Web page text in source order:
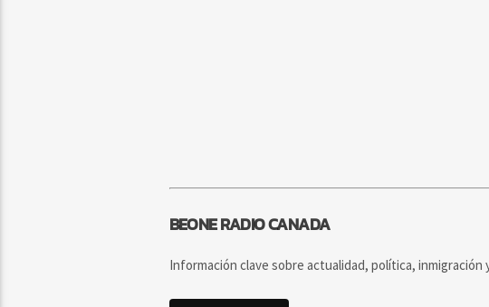
BEONE RADIO CANADA
Información clave sobre actualidad, política, inmigración